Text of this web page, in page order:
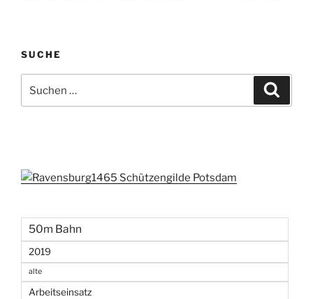
SUCHE
nach:
50m Bahn
2019
alte
Arbeitseinsatz